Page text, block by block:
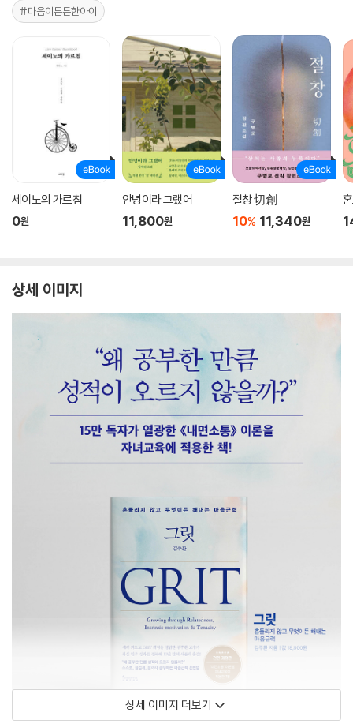
#마음이튼튼한아이
세이노의 가르침
0원
안녕이라 그랬어
11,800원
절창 切創
10% 11,340원
상세 이미지
상세 이미지 더보기